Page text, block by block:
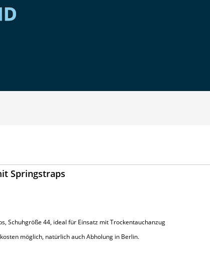
Springstraps
Schuhgröße 44, ideal für Einsatz mit Trockentauchanzug
möglich, natürlich auch Abholung in Berlin.